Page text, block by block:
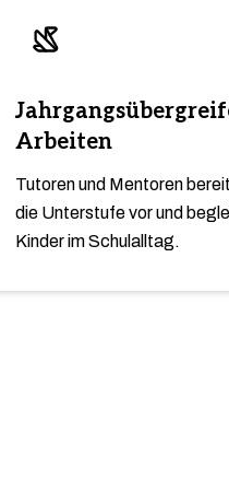
Arbeiten
Tutoren und Mentoren
die Unterstufe vor und
Kinder im Schulalltag.